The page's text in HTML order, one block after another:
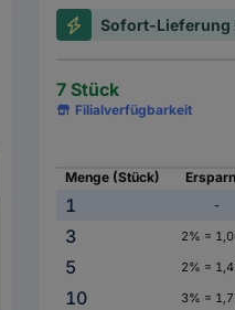
Sofort-Lieferung
7 Stück
Filialverfügbarkeit
Menge (Stück)
1 -
3
2% =
5
2% =
10
3% =